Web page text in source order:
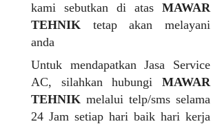
kami sebutkan di atas MAWAR
TEHNIK tetap akan melayani
anda
Untuk mendapatkan Jasa Service
AC, silahkan hubungi MAWAR
TEHNIK melalui telp/sms selama
24 Jam setiap hari baik hari kerja